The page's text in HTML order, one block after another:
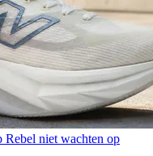
Rebel niet wachten op